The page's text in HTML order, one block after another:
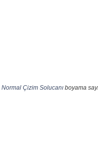
Normal Çizim Solucanıboyama